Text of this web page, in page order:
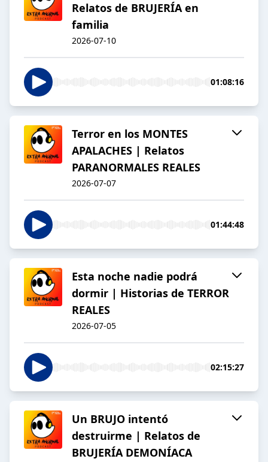
Relatos de BRUJERÍA en
familia
2026-07-10
01:08:16
Terror en los MONTES
APALACHES | Relatos
PARANORMALES REALES
2026-07-07
01:44:48
Esta noche nadie podrá
dormir | Historias de TERROR
REALES
2026-07-05
02:15:27
Un BRUJO intentó
destruirme | Relatos de
BRUJERÍA DEMONÍACA